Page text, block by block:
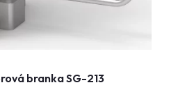
branka SG-213